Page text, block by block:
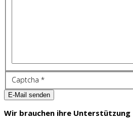
Captcha *
E-Mail senden
Wir brauchen ihre Unterstützung